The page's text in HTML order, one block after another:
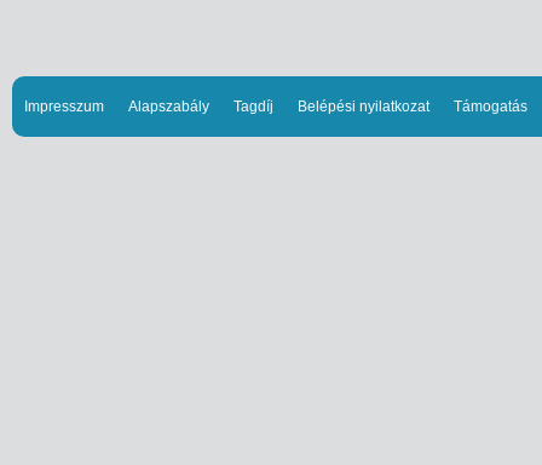
Impresszum Alapszabály Tagdíj Belépési nyilatkozat Támogatás